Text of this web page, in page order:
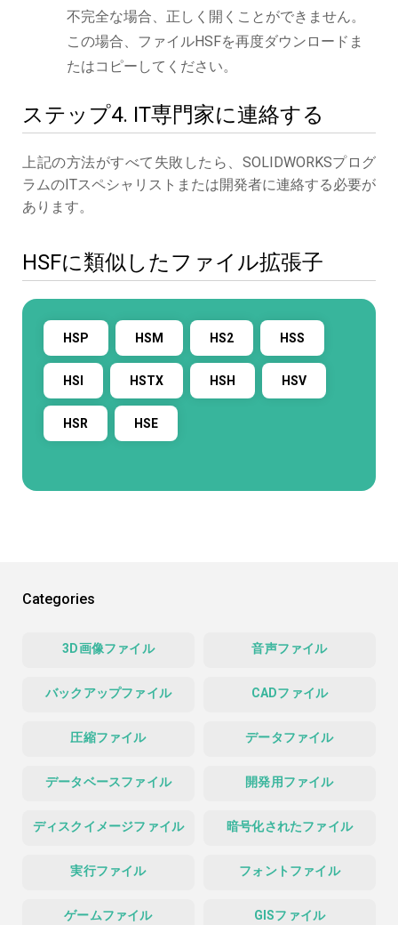
不完全な場合、正しく開くことができません。
この場合、ファイルHSFを再度ダウンロードま
たはコピーしてください。
ステップ4. IT専門家に連絡する
上記の方法がすべて失敗したら、SOLIDWORKSプログ
ラムのITスペシャリストまたは開発者に連絡する必要が
あります。
HSFに類似したファイル拡張子
HSP HSM HS2 HSS
HSI HSTX HSH HSV
HSR HSE
Categories
3D画像ファイル 音声ファイル
バックアップファイル CADファイル
圧縮ファイル データファイル
データベースファイル 開発用ファイル
ディスクイメージファイル 暗号化されたファイル
実行ファイル フォントファイル
ゲームファイル GISファイル